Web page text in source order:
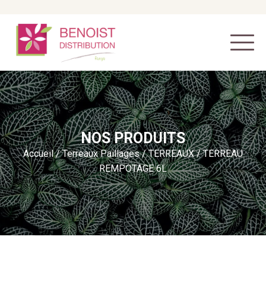
NOS PRODUITS
Accueil/Terreaux Paillages/TERREAUX/ TERREAU
REMPOTAGE 6L